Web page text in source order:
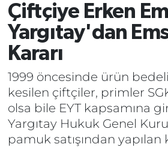
Çiftçiye Erken
Yargıtay'dan
Kararı
1999 öncesinde ürün
kesilen çiftçiler, primler
olsa bile EYT kapsamına
Yargıtay Hukuk Genel
pamuk satışından